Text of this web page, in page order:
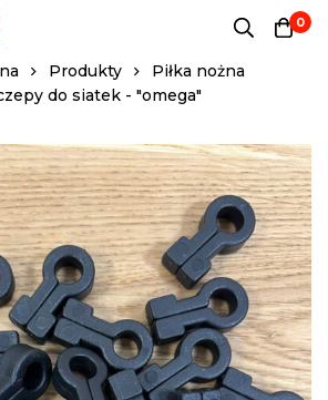
0
Produkty
Piłka nożna
do siatek - "omega"